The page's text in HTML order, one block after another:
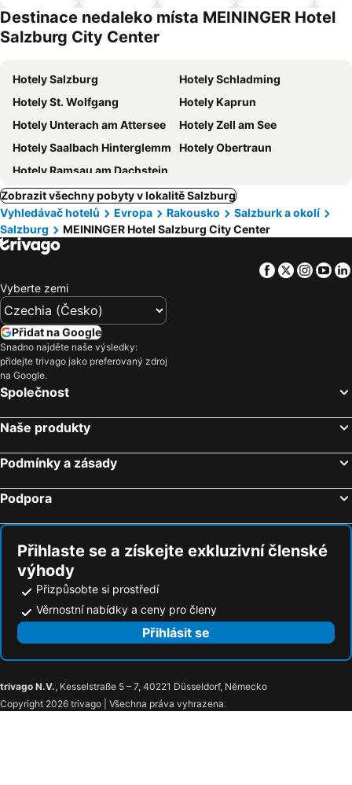
domácí
Destinace nedaleko místa MEININGER Hotel
Salzburg City Center
Hotely Salzburg
Hotely Schladming
Hotely St. Wolfgang
Hotely Kaprun
Hotely Unterach am Attersee
Hotely Zell am See
Hotely Saalbach Hinterglemm
Hotely Obertraun
Hotely Ramsau am Dachstein
Zobrazit všechny pobyty v lokalitě Salzburg
Vyhledávač hotelů
Evropa Rakousko
Salzburk a okolí
Salzburg
MEININGER Hotel Salzburg City Center
Facebook
Twitter
Vyberte zemi
Přidat na Google
Snadno najděte naše výsledky:
přidejte trivago jako preferovaný zdroj
na Google.
Společnost
Naše produkty
Podmínky a zásady
Podpora
Přihlaste se a získejte exkluzivní členské
výhody
Přizpůsobte si prostředí
Věrnostní nabídky a ceny pro členy
Přihlásit se
trivago N.V., Kesselstraße 5 – 7, 40221 Düsseldorf, Německo
Copyright 2026 trivago | Všechna práva vyhrazena.